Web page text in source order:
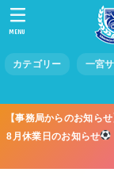
カテゴリー 一宮
MENU
【事務局からのお知ら
8月休業日のお知らせ